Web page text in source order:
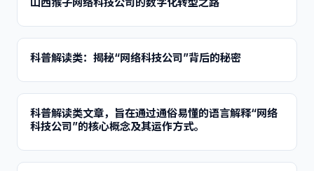
科普解读类：揭秘“网络科技公司”背后的秘密
科普解读类文章，旨在通过通俗易懂的语言解释“网络
科技公司”的核心概念及其运作方式。